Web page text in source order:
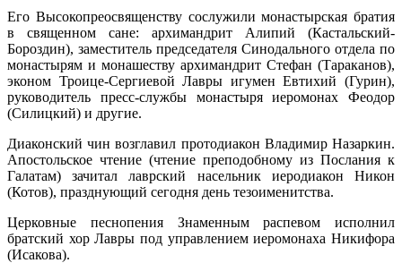
Его Высокопреосвященству сослужили монастырская братия
в священном сане: архимандрит Алипий (Кастальский-
Бороздин), заместитель председателя Синодального отдела по
монастырям и монашеству архимандрит Стефан (Тараканов),
эконом Троице-Сергиевой Лавры игумен Евтихий (Гурин),
руководитель пресс-службы монастыря иеромонах Феодор
(Силицкий) и другие.
Диаконский чин возглавил протодиакон Владимир Назаркин.
Апостольское чтение (чтение преподобному из Послания к
Галатам) зачитал лаврский насельник иеродиакон Никон
(Котов), празднующий сегодня день тезоименитства.
Церковные песнопения Знаменным распевом исполнил
братский хор Лавры под управлением иеромонаха Никифора
(Исакова).